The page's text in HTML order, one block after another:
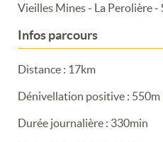
Vieilles Mines - La Perolière -
Infos parcours
Distance : 17km
Dénivellation positive : 550m
Durée journalière : 330min